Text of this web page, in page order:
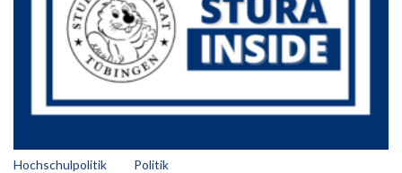
Hochschulpolitik Politik